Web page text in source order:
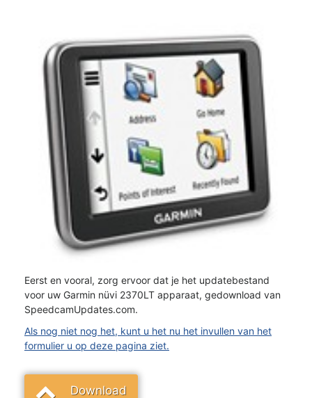
Eerst en vooral, zorg ervoor dat je het updatebestand
voor uw Garmin nüvi 2370LT apparaat, gedownload van
SpeedcamUpdates.com.
Als nog niet nog het, kunt u het nu het invullen van het
formulier u op deze pagina ziet.
Download